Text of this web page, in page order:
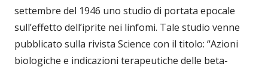
settembre del 1946 uno studio di portata epocale
sull’effetto dell’iprite nei linfomi. Tale studio venne
pubblicato sulla rivista Science con il titolo: “Azioni
biologiche e indicazioni terapeutiche delle beta-